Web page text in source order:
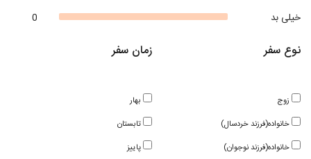
0
خیلی بد
زمان سفر
بهار
تابستان
پاییز
نوع سفر
زوج
خانواده(فرزند خردسال)
خانواده(فرزند نوجوان)